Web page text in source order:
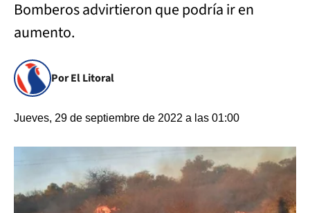
Bomberos advirtieron que podría ir en
aumento.
Por El Litoral
Jueves, 29 de septiembre de 2022 a las 01:00